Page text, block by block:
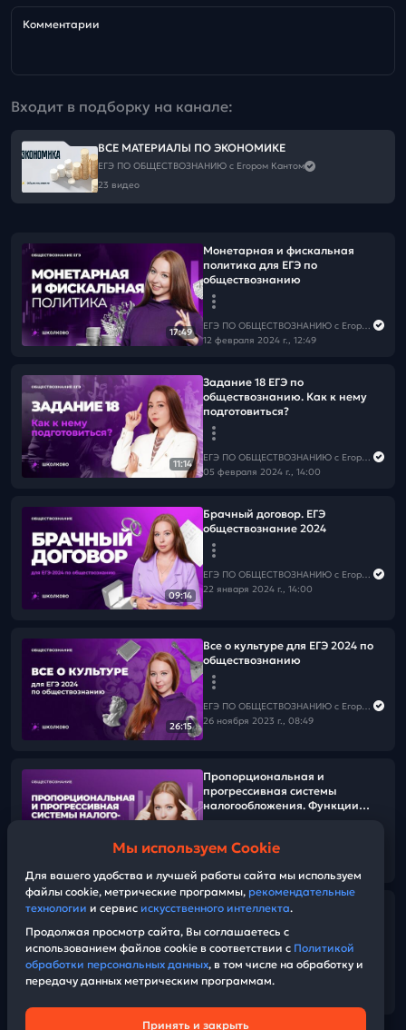
Комментарии
Входит в подборку на канале:
ВСЕ МАТЕРИАЛЫ ПО ЭКОНОМИКЕ
ЕГЭ ПО ОБЩЕСТВОЗНАНИЮ c Егором Кантом
23 видео
17:49
Монетарная и фискальная
политика для ЕГЭ по
обществознанию
ЕГЭ ПО ОБЩЕСТВОЗНАНИЮ c Егором Кантом
12 февраля 2024 г., 12:49
11:14
Задание 18 ЕГЭ по
обществознанию. Как к нему
подготовиться?
ЕГЭ ПО ОБЩЕСТВОЗНАНИЮ c Егором Кантом
05 февраля 2024 г., 14:00
09:14
Брачный договор. ЕГЭ
обществознание 2024
ЕГЭ ПО ОБЩЕСТВОЗНАНИЮ c Егором Кантом
22 января 2024 г., 14:00
26:15
Все о культуре для ЕГЭ 2024 по
обществознанию
ЕГЭ ПО ОБЩЕСТВОЗНАНИЮ c Егором Кантом
26 ноября 2023 г., 08:49
12:46
Пропорциональная и
прогрессивная системы
налогообложения. Функции
20:12
Система права: отрасли,
Материальное и
процессуальное, частное и
публичное право.
Мы используем Cookie
Для вашего удобства и лучшей работы сайта мы используем
файлы cookie, метрические программы, рекомендательные
технологии и сервис искусственного интеллекта.
Продолжая просмотр сайта, Вы соглашаетесь с
использованием файлов cookie в соответствии с Политикой
обработки персональных данных, в том числе на обработку и
передачу данных метрическим программам.
Принять и закрыть